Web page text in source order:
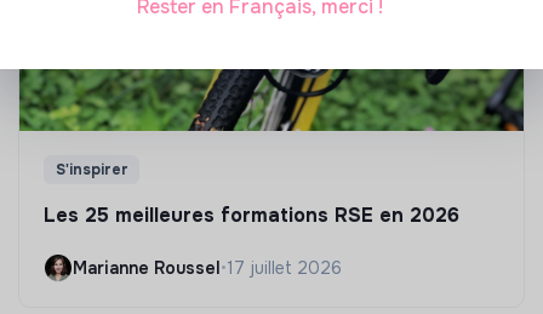
S'inspirer
Les 25 meilleures formations RSE en 2026
Marianne Roussel•17 juillet 2026
Rester en Français, merci !